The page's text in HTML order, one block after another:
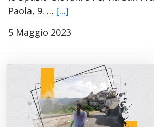
Paola, 9. … [...]
5 Maggio 2023